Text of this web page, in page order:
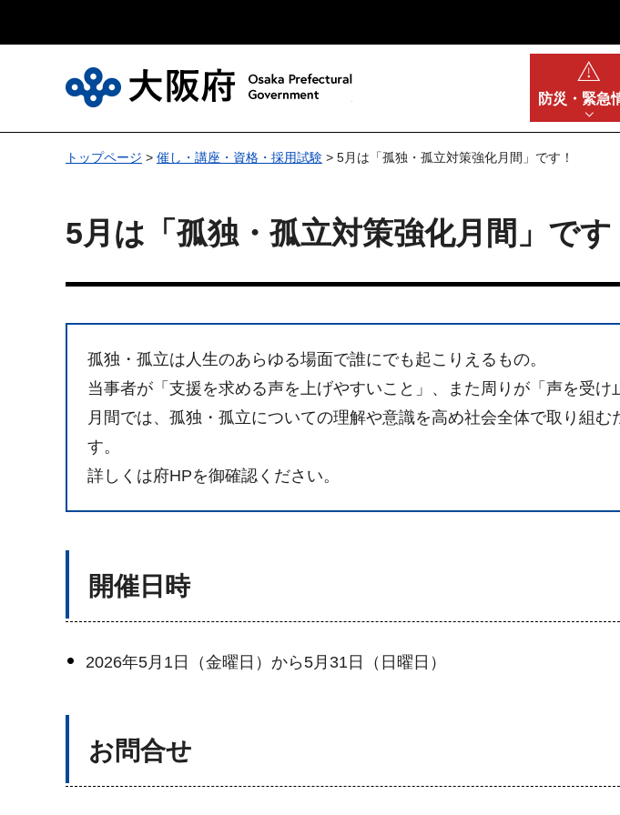
防災・ 緊急
トップページ > 催し・講座・資格・採用試験 > 5月は「孤独・孤立対策強化月間」です！
5月は「孤独・孤立対策強化月間」です
孤独・孤立は人生のあらゆる場面で誰にでも起こりえるもの。
当事者が「支援を求める声を上げやすいこと」、また周りが「声を受け
月間では、孤独・孤立についての理解や意識を高め社会全体で取り組
す。
詳しくは府HPを御確認ください。
開催日時
2026年5月1日（金曜日）から5月31日（日曜日）
お問合せ